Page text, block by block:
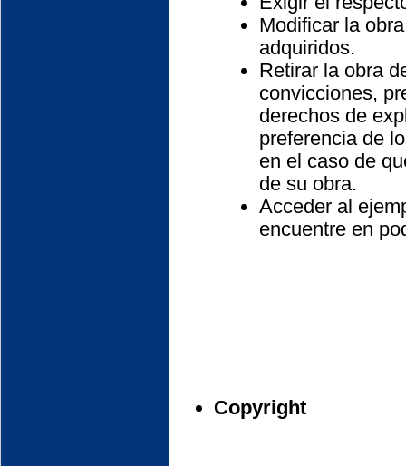
Modificar la
adquiridos.
Retirar la obra
convicciones,
derechos de
preferencia de
en el caso de
de su obra.
Acceder al
encuentre en
Copyright